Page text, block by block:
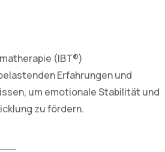
(IBT®)
Erfahrungen und
um emotionale Stabilität und
zu fördern.